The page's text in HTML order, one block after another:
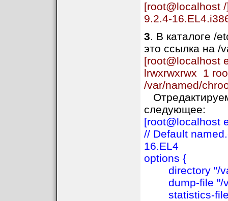
[root@localhost
9.2.4-
3. В каталоге /
это ссылка на /
[root@localhost
lrwxrwxrwx 1
/var/named/
следующее:
[root@localhost
// Default
16.EL4
options {
directory "/
dump-file "/
statistics-file